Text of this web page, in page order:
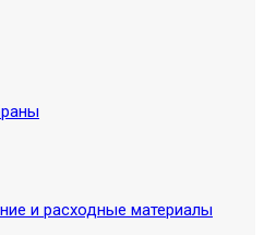
и расходные материалы